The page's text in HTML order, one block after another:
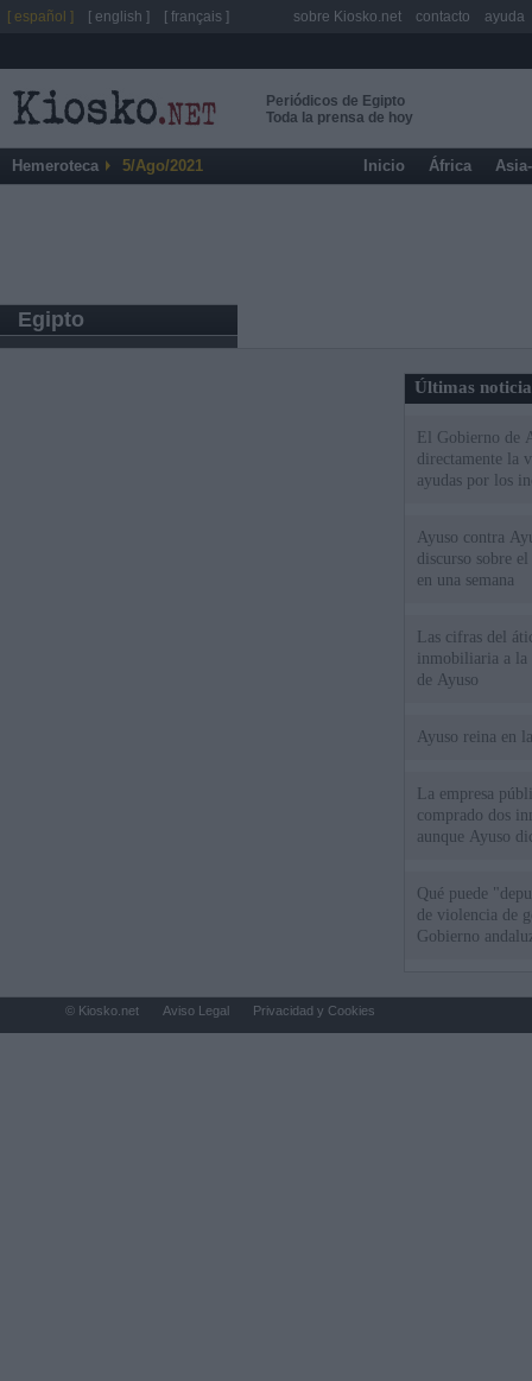
Periódicos de Egipto
Toda la prensa de hoy
Hemeroteca 5/Ago/2021 Inicio África
Egipto
Últimas
El Gobierno de
directamente la
ayudas por los
Ayuso contra
discurso sobre
en una semana
Las cifras del
inmobiliaria a la
de Ayuso
Ayuso reina en
La empresa
comprado dos
aunque Ayuso
Qué puede
de violencia de
Gobierno
[ español ] [ english ] [ français ] sobre Kiosko.net contacto ayuda
© Kiosko.net Aviso Legal Privacidad y Cookies